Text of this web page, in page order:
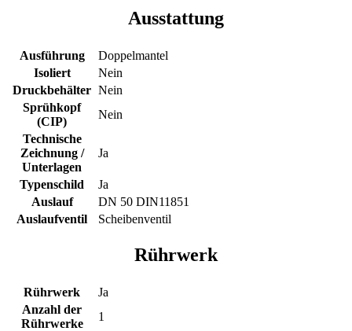
Ausstattung
Ausführung
Doppelmantel
Isoliert
Nein
Druckbehälter Nein
Sprühkopf
(CIP)
Nein
Technische
Zeichnung /
Unterlagen
Ja
Typenschild
Ja
Auslauf
DN 50 DIN11851
Auslaufventil
Scheibenventil
Rührwerk
Rührwerk
Ja
Anzahl der
Rührwerke
1